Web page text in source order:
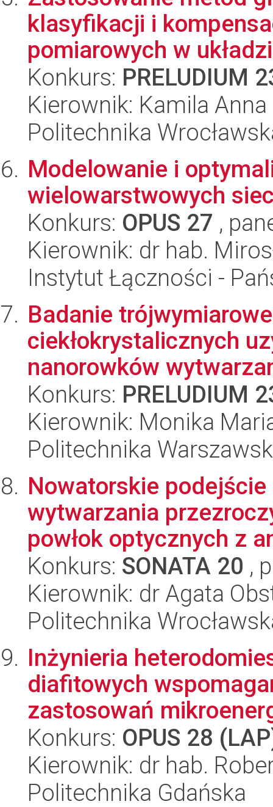
klasyfikacji i
pomiarowych w
Konkurs: PRELUDIUM
Kierownik: Kamila
Politechnika
Modelowanie i
wielowarstwowych
Konkurs: OPUS 27 ,
Kierownik: dr hab.
Instytut Łączności -
Badanie
ciekłokrystalicznych
nanorowków
Konkurs: PRELUDIUM
Kierownik: Monika
Politechnika
Nowatorskie
wytwarzania
powłok optycznych z
Konkurs: SONATA 20 ,
Kierownik: dr Agata
Politechnika
Inżynieria
diafitowych
zastosowań
Konkurs: OPUS 28
Kierownik: dr hab.
Politechnika Gdańska